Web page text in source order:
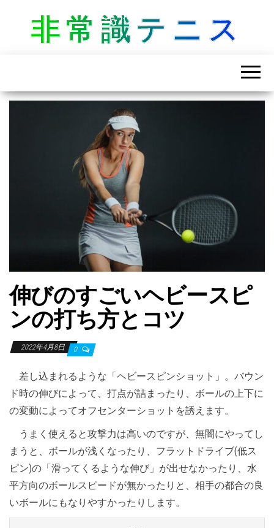
非常識テニス
伸びのすごいヘビースピ
ンの打ち方とコツ
2022年4月8日 0
差し込まれるような「ヘビースピンショット」。バウン
ド時の伸びによって、打点が詰まったり、ボールの上下に
の変動によってオフセンターショットを誘えます。
うまく使えると攻撃力は高いのですが、無闇にやってし
まうと、ボールが浅くなったり、フラットドライブ(低ス
ピン)の「滑ってくるような伸び」が出せなかったり、水
平方向のボールスピードが無かったりと、相手の都合の良
いボールにもなりやすかったりします。